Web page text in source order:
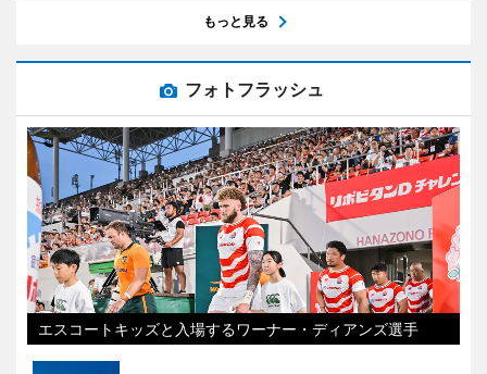
もっと見る
フォトフラッシュ
エスコートキッズと入場するワーナー・ディアンズ選手